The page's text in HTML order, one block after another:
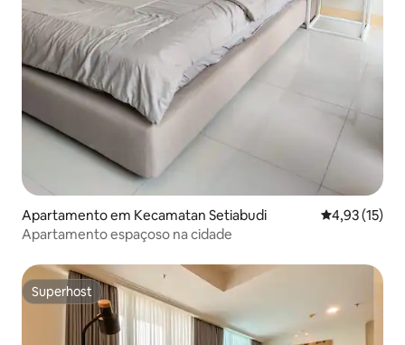
Apartamento em Kecamatan Setiabudi Classificação
4,93 (15)
Apartamento espaçoso na cidade
Superhost
Superhost